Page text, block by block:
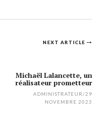
NEXT ARTICLE
Michaël Lalancette, un
réalisateur prometteur
ADMINISTRATEUR/29
NOVEMBRE 2023